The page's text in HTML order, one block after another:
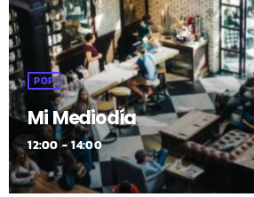
POP
Mi Mediodía
12:00 - 14:00